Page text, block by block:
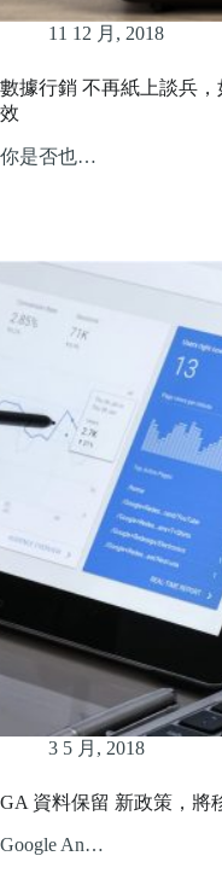
11 12 月, 2018
數據行銷 不再紙上談兵
效
你是否也…
3 5 月, 2018
GA 資料保留 新政策，將
Google An…